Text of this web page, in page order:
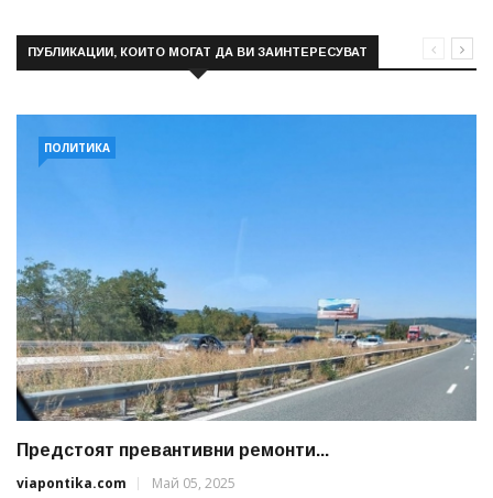
ПУБЛИКАЦИИ, КОИТО МОГАТ ДА ВИ ЗАИНТЕРЕСУВАТ
ПОЛИТИКА
Предстоят превантивни ремонти...
viapontika.com
Май 05, 2025